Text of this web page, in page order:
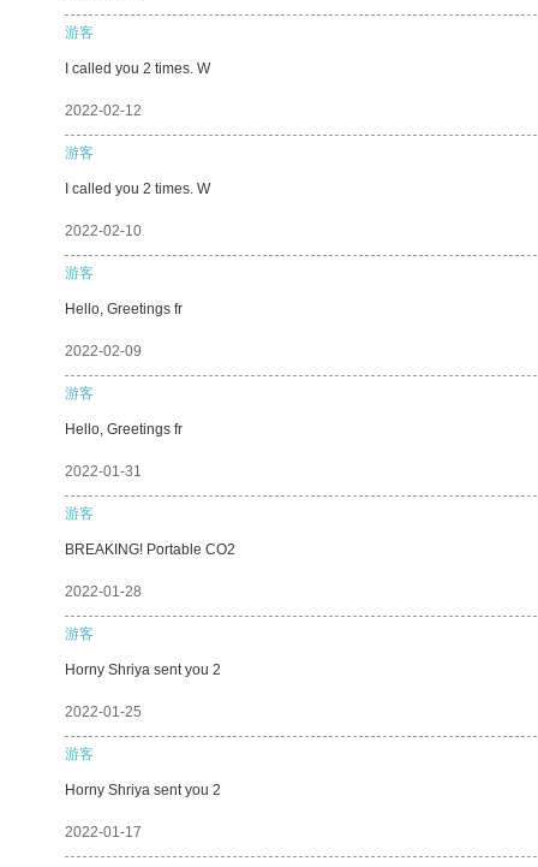
游客
I called you 2 times. W
2022-02-12
游客
I called you 2 times. W
2022-02-10
游客
Hello, Greetings fr
2022-02-09
游客
Hello, Greetings fr
2022-01-31
游客
BREAKING! Portable CO2
2022-01-28
游客
Horny Shriya sent you 2
2022-01-25
游客
Horny Shriya sent you 2
2022-01-17